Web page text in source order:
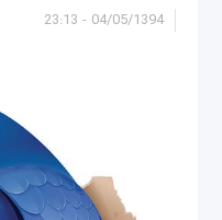
04/05/1394 - 23:13